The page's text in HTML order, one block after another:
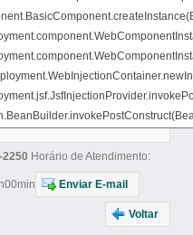
Horário de Atendimento:
Enviar E-mail
Voltar